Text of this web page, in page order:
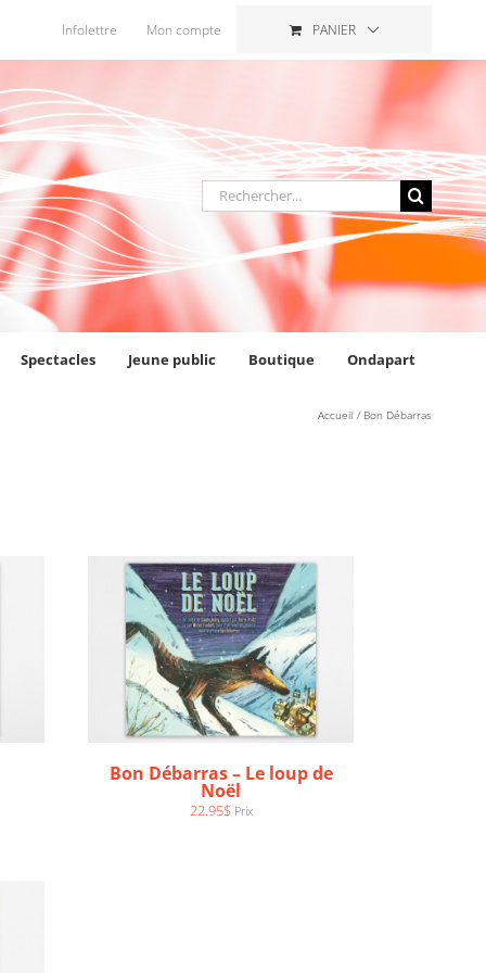
Infolettre Mon compte PANIER
Rechercher
:
Spectacles Jeune public Boutique Ondapart
Accueil Bon Débarras
Bon Débarras – Le loup de
Noël
22.95$ Prix